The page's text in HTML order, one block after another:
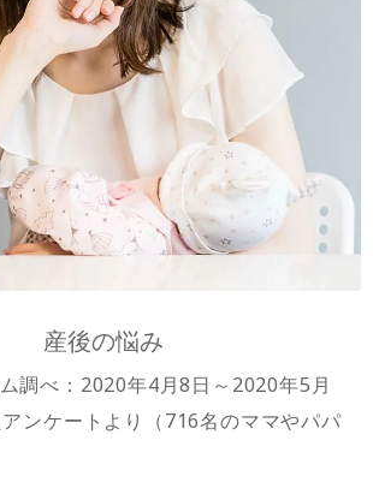
産後の悩み
調べ：2020年4月8日～2020年5月
ンケートより（716名のママやパパ